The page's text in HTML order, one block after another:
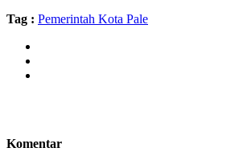
Tag : Pemerintah Kota Pale
Komentar